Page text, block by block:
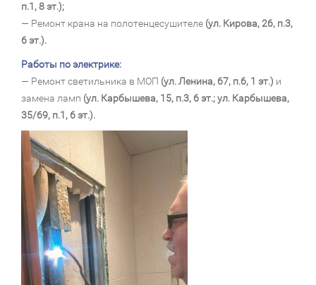
п.1, 8 эт.);
— Ремонт крана на полотенцесушителе (ул. Кирова, 26, п.3,
6 эт.).
Работы по электрике:
— Ремонт светильника в МОП (ул. Ленина, 67, п.6, 1 эт.) и
замена ламп (ул. Карбышева, 15, п.3, 6 эт.; ул. Карбышева,
35/69, п.1, 6 эт.).